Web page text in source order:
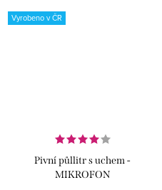
porcelánu s uchem, které se
Vyrobeno v ČR
Pivní půllitr s uchem -
MIKROFON